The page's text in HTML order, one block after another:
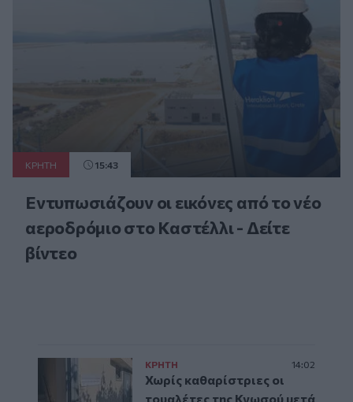
ΚΡΗΤΗ 15:43
Εντυπωσιάζουν οι εικόνες από το νέο
αεροδρόμιο στο Καστέλλι - Δείτε
βίντεο
ΚΡΗΤΗ 14:02
Χωρίς καθαρίστριες οι
τουαλέτες της Κνωσού μετά